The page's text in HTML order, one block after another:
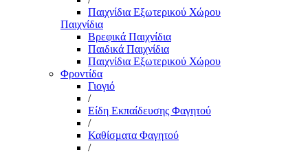
Παιχνίδια Εξωτερικού Χώρου
Παιχνίδια
Βρεφικά Παιχνίδια
Παιδικά Παιχνίδια
Παιχνίδια Εξωτερικού Χώρου
Φροντίδα
Γιογιό
/
Είδη Εκπαίδευσης Φαγητού
/
Καθίσματα Φαγητού
/